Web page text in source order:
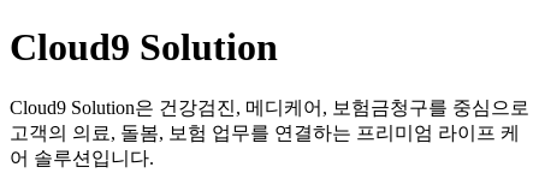
Cloud9 Solution
Cloud9 Solution은 건강검진, 메디케어, 보험금청구를 중심으로
고객의 의료, 돌봄, 보험 업무를 연결하는 프리미엄 라이프 케
어 솔루션입니다.